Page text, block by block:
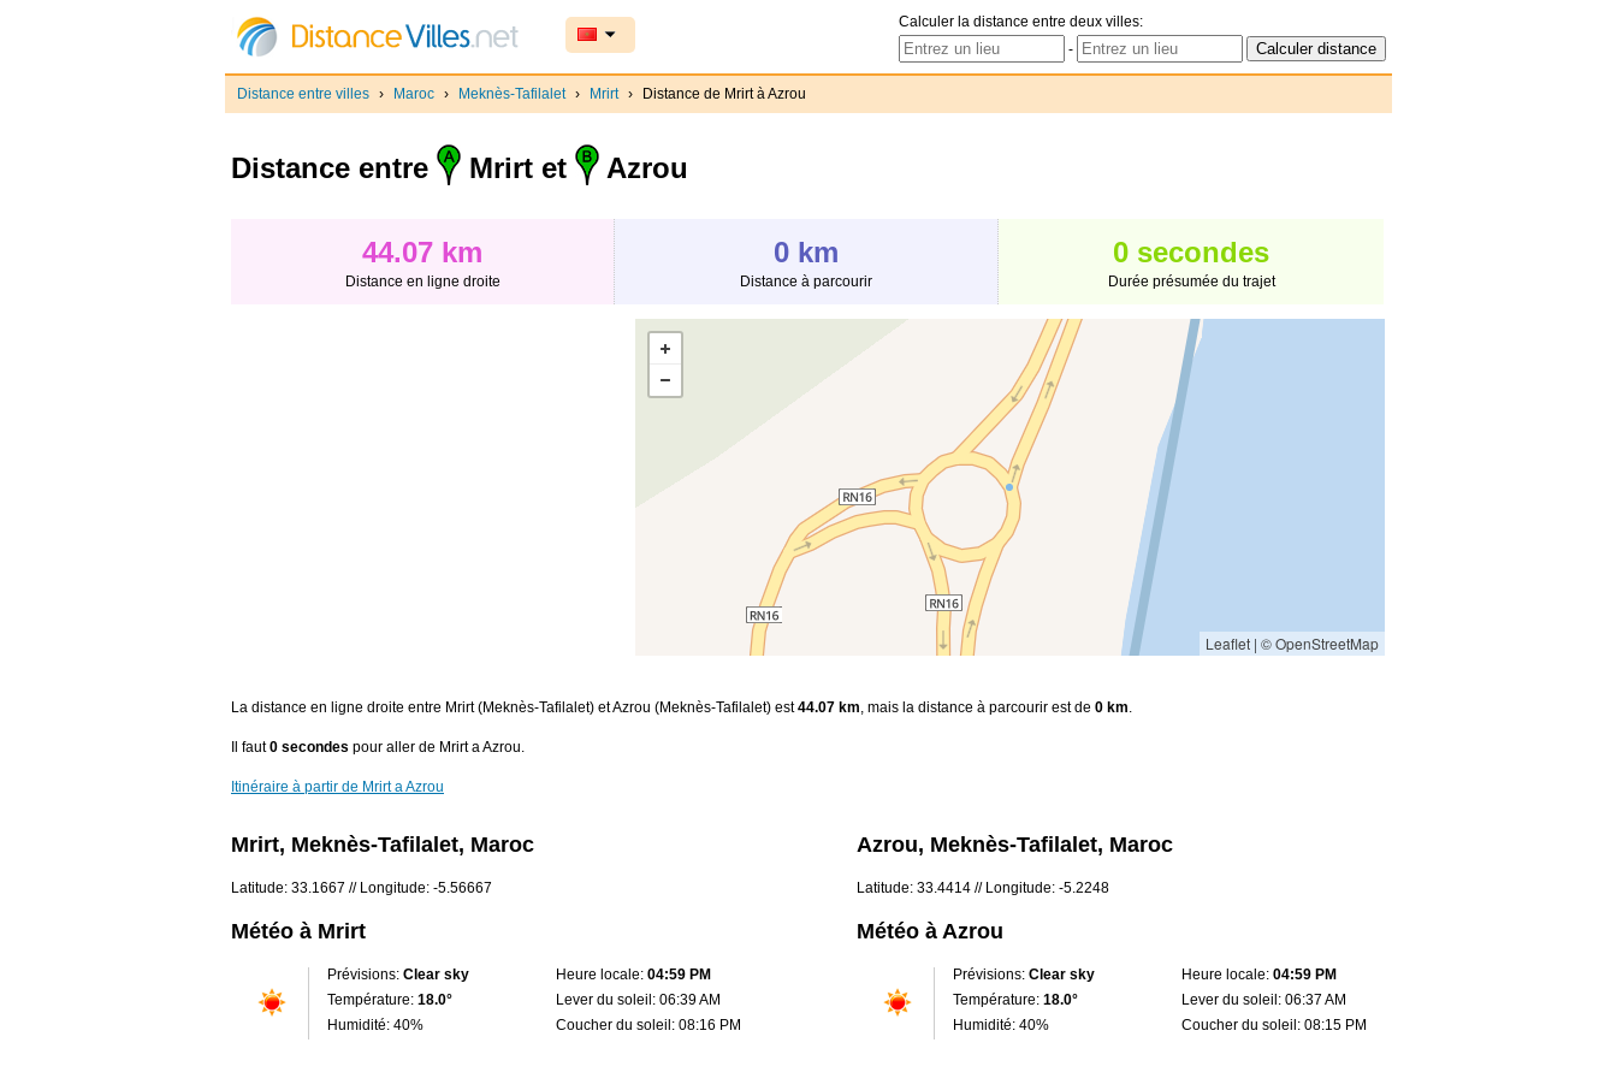
Calculer la distance entre deux villes:
-
Distance entre villes › Maroc › Meknès-Tafilalet › Mrirt › Distance de Mrirt à Azrou
Distance entre Mrirt et Azrou
44.07 km
Distance en ligne droite
0 km
Distance à parcourir
0 secondes
Durée présumée du trajet
Leaflet | © OpenStreetMap
La distance en ligne droite entre Mrirt (Meknès-Tafilalet) et Azrou (Meknès-Tafilalet) est44.07 km, mais la distance à parcourir est de 0 km.
Il faut0 secondes pour aller de Mrirt a Azrou.
Itinéraire à partir de Mrirt a Azrou
Mrirt, Meknès-Tafilalet, Maroc
Latitude: 33.1667 // Longitude: -5.56667
Météo à Mrirt
Prévisions: Clear sky
Température: 18.0°
Humidité: 40%
Heure locale: 04:59 PM
Lever du soleil: 06:39 AM
Coucher du soleil: 08:16 PM
Azrou, Meknès-Tafilalet, Maroc
Latitude: 33.4414 // Longitude: -5.2248
Météo à Azrou
Prévisions: Clear sky
Température: 18.0°
Humidité: 40%
Heure locale: 04:59 PM
Lever du soleil: 06:37 AM
Coucher du soleil: 08:15 PM